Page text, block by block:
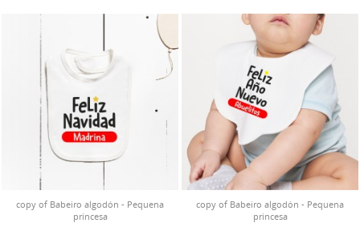
copy of Babeiro algodón - Pequena
princesa
copy of Babeiro algodón - Pequena
princesa